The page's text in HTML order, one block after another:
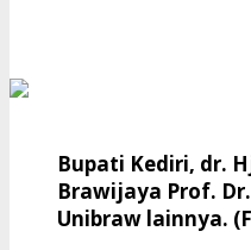
Bupati Kediri, dr.
Brawijaya Prof.
Unibraw lainnya.